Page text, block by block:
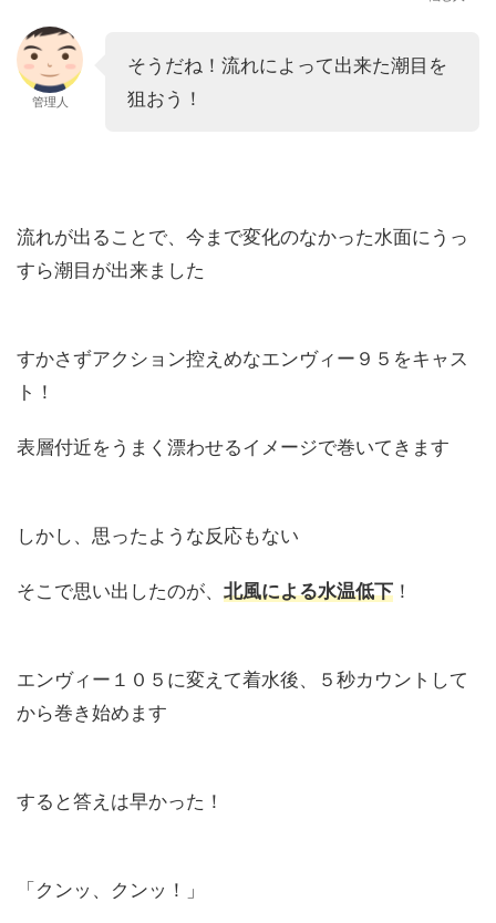
管理人
そうだね！流れによって出来た潮目を
狙おう！
流れが出ることで、今まで変化のなかった水面にうっ
すら潮目が出来ました
すかさずアクション控えめなエンヴィー９５をキャス
ト！
表層付近をうまく漂わせるイメージで巻いてきます
しかし、思ったような反応もない
そこで思い出したのが、 北風による水温低下 ！
エンヴィー１０５に変えて着水後、５秒カウントして
から巻き始めます
すると答えは早かった！
「クンッ、クンッ！」